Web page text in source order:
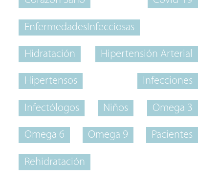
EnfermedadesInfecciosas
Hidratación Hipertensión Arterial
Hipertensos Infecciones
Infectólogos Niños Omega 3
Omega 6 Omega 9 Pacientes
Rehidratación